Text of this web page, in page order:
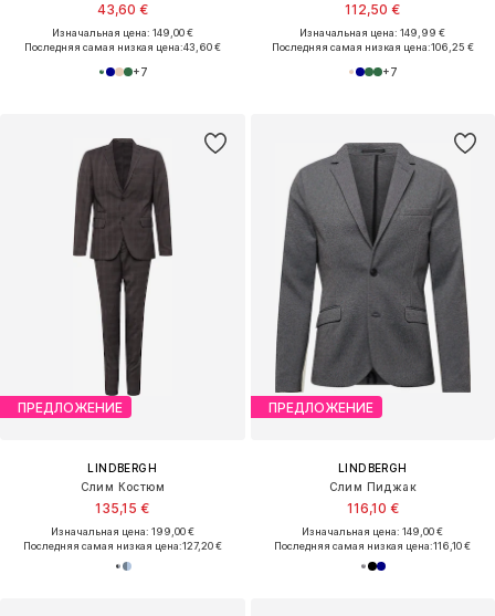
43,60 €
Изначальная цена: 149,00 €
Последняя самая низкая цена:43,60 €
+7
112,50 €
Изначальная цена: 149,99 €
Последняя самая низкая цена:106,25 €
+7
ПРЕДЛОЖЕНИЕ
LINDBERGH
Слим Костюм
135,15 €
Изначальная цена: 199,00 €
Последняя самая низкая цена:127,20 €
ПРЕДЛОЖЕНИЕ
LINDBERGH
Слим Пиджак
116,10 €
Изначальная цена: 149,00 €
Последняя самая низкая цена:116,10 €